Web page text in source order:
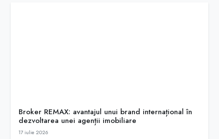
Broker REMAX: avantajul unui brand internațional în
dezvoltarea unei agenții imobiliare
17 iulie 2026